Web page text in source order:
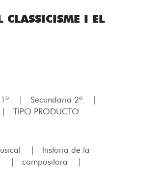
CLASSICISME I EL
Secundaria 2º
TIPO PRODUCTO
historia de la
compositora